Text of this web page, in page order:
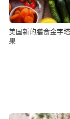
美国新的膳食金字
果